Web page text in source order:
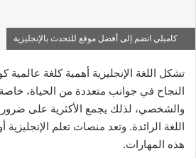
كامبلي انضم إلى أفضل موقع للتحدث بالإنجليزية
تشكل اللغة الإنجليزية أهمية كلغة
النجاح في جوانب متعددة من الحياة،
والشخصي، لذلك يجمع الأكثرية على
اللغة الرائدة. وتعد منصات تعلم الإنجليزية
هذه المهارات.